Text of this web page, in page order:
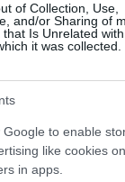
of Collection, Use,
and/or Sharing of
that Is Unrelated
it was collected.
Google to enable
like cookies
in apps.
A második
szolgált, idős
be Anglia déli
hangú
kapitányt, aki
karaktere
es években
aki